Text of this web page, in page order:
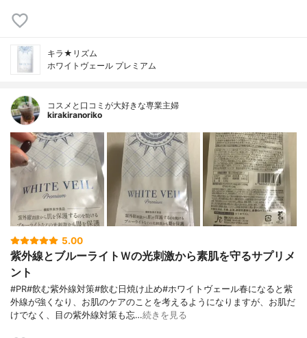
キラ★リズム
ホワイトヴェール プレミアム
コスメと口コミが大好きな専業主婦
kirakiranoriko
5.00
紫外線とブルーライトＷの光刺激から素肌を守るサプリメ
ント
#PR#飲む紫外線対策#飲む日焼け止め#ホワイトヴェール春になると紫
外線が強くなり、お肌のケアのことを考えるようになりますが、お肌だ
けでなく、目の紫外線対策も忘…続きを見る